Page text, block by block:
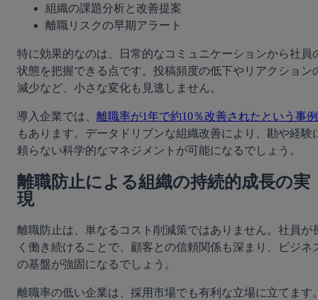
組織の課題分析と改善提案
離職リスクの早期アラート
特に効果的なのは、日常的なコミュニケーションから社員
状態を把握できる点です。投稿頻度の低下やリアクション
減少など、小さな変化も見逃しません。
導入企業では、 離職率が1年で約10％改善されたという事例
もあります。データドリブンな組織改善により、勘や経験
頼らない科学的なマネジメントが可能になるでしょう。
離職防止による組織の持続的成長の実
現
離職防止は、単なるコスト削減策ではありません。社員が
く働き続けることで、顧客との信頼関係も深まり、ビジネ
の基盤が強固になるでしょう。
離職率の低い企業は、採用市場でも有利な立場に立てます